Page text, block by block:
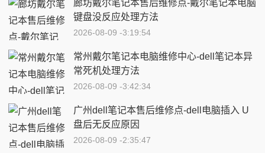
廊坊戴尔笔记本售后维修点-戴尔笔记本电脑
键盘没反应处理方法
2026-08-09 -3:19:54
常州戴尔笔记本电脑维修中心-dell笔记本异
常死机处理方法
2026-08-09 -3:42:34
广州dell笔记本售后维修点-dell电脑插入 U
盘后无反应原因
2026-08-09 -2:35:47